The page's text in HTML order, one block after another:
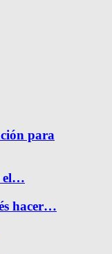
para
el…
hacer…